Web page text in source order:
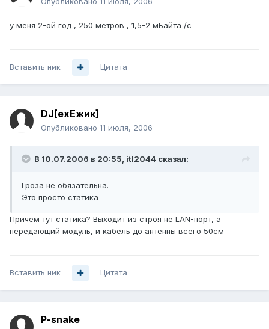
у меня 2-ой год , 250 метров , 1,5-2 мБайта /с
Вставить ник Цитата
DJ[exЕжик]
Опубликовано 11 июля, 2006
В 10.07.2006 в 20:55, itl2044 сказал:
Гроза не обязательна.
Это просто статика
Причём тут статика? Выходит из строя не LAN-порт, а
передающий модуль, и кабель до антенны всего 50см
Вставить ник Цитата
P-snake